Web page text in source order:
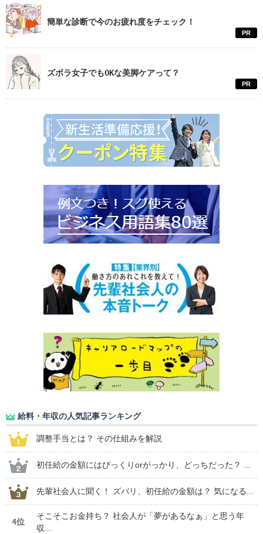
簡単な診断で今のお疲れ度をチェック！
PR
ズボラ女子でもOKな美脚ケアって？
PR
給料・年収の人気記事ランキング
調整手当とは？ その仕組みを解説
初任給の金額にはびっくりorがっかり、どっちだった？ ...
先輩社会人に聞く！ ズバリ、初任給の金額は？ 気になる...
4位
そこそこお金持ち？ 社会人が「夢があるなぁ」と思う年
収...